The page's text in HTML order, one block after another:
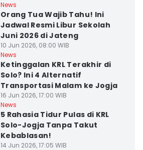
News
Orang Tua Wajib Tahu! Ini
Jadwal Resmi Libur Sekolah
Juni 2026 di Jateng
10 Jun 2026, 08:00 WIB
News
Ketinggalan KRL Terakhir di
Solo? Ini 4 Alternatif
Transportasi Malam ke Jogja
16 Jun 2026, 17:00 WIB
News
5 Rahasia Tidur Pulas di KRL
Solo-Jogja Tanpa Takut
Kebablasan!
14 Jun 2026, 17:05 WIB